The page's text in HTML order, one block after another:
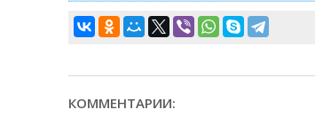
КОММЕНТАРИИ: